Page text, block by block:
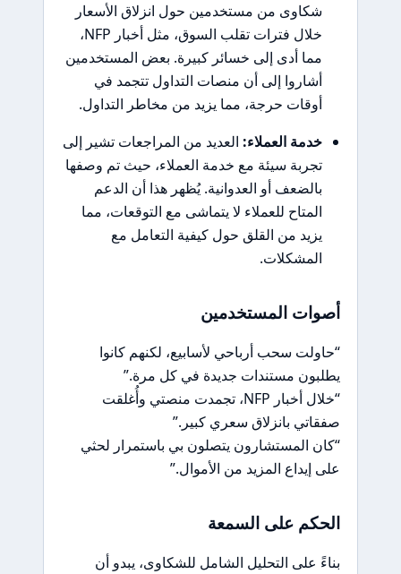
شكاوى من مستخدمين حول انزلاق الأسعار
خلال فترات تقلب السوق، مثل أخبار NFP،
مما أدى إلى خسائر كبيرة. بعض المستخدمين
أشاروا إلى أن منصات التداول تتجمد في
أوقات حرجة، مما يزيد من مخاطر التداول.
خدمة العملاء: العديد من المراجعات تشير إلى
تجربة سيئة مع خدمة العملاء، حيث تم وصفها
بالضعف أو العدوانية. يُظهر هذا أن الدعم
المتاح للعملاء لا يتماشى مع التوقعات، مما
يزيد من القلق حول كيفية التعامل مع
المشكلات.
أصوات المستخدمين
“حاولت سحب أرباحي لأسابيع، لكنهم كانوا
يطلبون مستندات جديدة في كل مرة.”
“خلال أخبار NFP، تجمدت منصتي وأُغلقت
صفقاتي بانزلاق سعري كبير.”
“كان المستشارون يتصلون بي باستمرار لحثي
على إيداع المزيد من الأموال.”
الحكم على السمعة
بناءً على التحليل الشامل للشكاوى، يبدو أن